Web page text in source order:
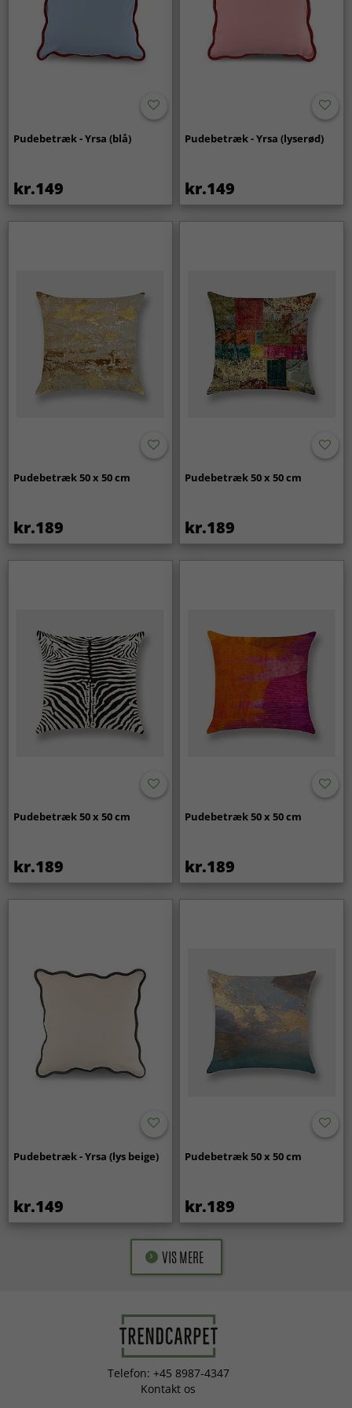
Pudebetræk - Yrsa (blå)
kr.149
Pudebetræk - Yrsa (lyserød)
kr.149
Pudebetræk 50 x 50 cm
kr.189
Pudebetræk 50 x 50 cm
kr.189
Pudebetræk 50 x 50 cm
kr.189
Pudebetræk 50 x 50 cm
kr.189
Pudebetræk - Yrsa (lys beige)
kr.149
Pudebetræk 50 x 50 cm
kr.189
VIS MERE
Telefon: +45 8987-4347
Kontakt os